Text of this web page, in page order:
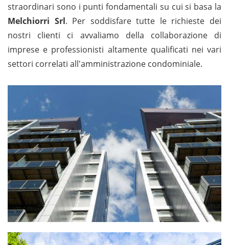
straordinari sono i punti fondamentali su cui si basa la
Melchiorri Srl. Per soddisfare tutte le richieste dei
nostri clienti ci avvaliamo della collaborazione di
imprese e professionisti altamente qualificati nei vari
settori correlati all'amministrazione condominiale.